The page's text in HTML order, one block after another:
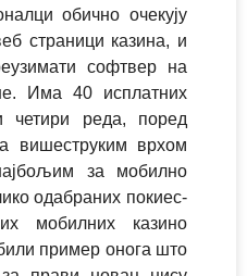
обично очекују
страници казина, и
софтвер на
Има 40 исплатних
реда, поред
вишеструким врхом
за мобилно
одабраних покиес-
мобилних казино
пример онога што